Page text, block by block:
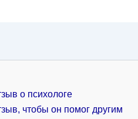
о психологе
чтобы он помог другим